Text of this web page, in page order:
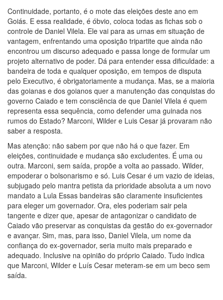
Continuidade, portanto, é o mote das eleições deste ano em
Goiás. E essa realidade, é óbvio, coloca todas as fichas sob o
controle de Daniel Vilela. Ele vai para as urnas em situação de
vantagem, enfrentando uma oposição tripartite que ainda não
encontrou um discurso adequado e passa longe de formular um
projeto alternativo de poder. Dá para entender essa dificuldade: a
bandeira de toda e qualquer oposição, em tempos de disputa
pelo Executivo, é obrigatoriamente a mudança. Mas, se a maioria
das goianas e dos goianos quer a manutenção das conquistas do
governo Caiado e tem consciência de que Daniel Vilela é quem
representa essa sequência, como defender uma guinada nos
rumos do Estado? Marconi, Wilder e Luis Cesar já provaram não
saber a resposta.
Mas atenção: não sabem por que não há o que fazer. Em
eleições, continuidade e mudança são excludentes. É uma ou
outra. Marconi, sem saída, propõe a volta ao passado. Wilder,
empoderar o bolsonarismo e só. Luis Cesar é um vazio de ideias,
subjugado pelo mantra petista da prioridade absoluta a um novo
mandato a Lula Essas bandeiras são claramente insuficientes
para eleger um governador. Ora, eles poderiam sair pela
tangente e dizer que, apesar de antagonizar o candidato de
Caiado vão preservar as conquistas da gestão do ex-governador
e avançar. Sim, mas, para isso, Daniel Vilela, um nome da
confiança do ex-governador, seria muito mais preparado e
adequado. Inclusive na opinião do próprio Caiado. Tudo indica
que Marconi, Wilder e Luís Cesar meteram-se em um beco sem
saída.